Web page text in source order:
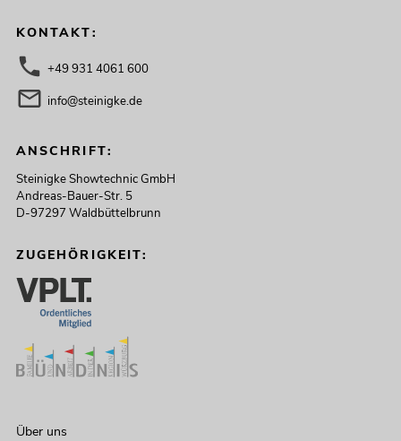
KONTAKT:
+49 931 4061 600
info@steinigke.de
ANSCHRIFT:
Steinigke Showtechnic GmbH
Andreas-Bauer-Str. 5
D-97297 Waldbüttelbrunn
ZUGEHÖRIGKEIT:
Über uns